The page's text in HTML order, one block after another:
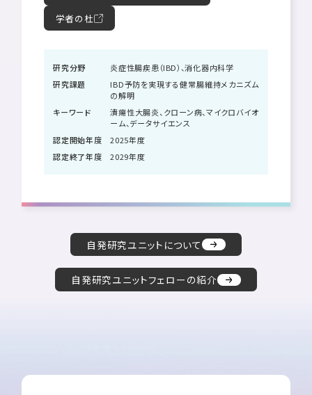
学者の杜
研究分野
炎症性腸疾患（IBD）、消化器内科学
研究課題
IBD予防を実現する健常腸維持メカニズム
の解明
キーワード
潰瘍性大腸炎、クローン病、マイクロバイオ
ーム、データサイエンス
認定開始年度
2025年度
認定終了年度
2029年度
自発研究ユニットについて
自発研究ユニットフェローの紹介